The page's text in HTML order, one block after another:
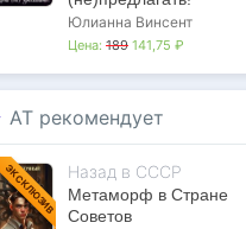
Юлианна Винсент
Цена: 189 141,75 ₽
AT рекомендует
ЭКСКЛЮЗИВ Назад в СССР
Метаморф в Стране
Советов